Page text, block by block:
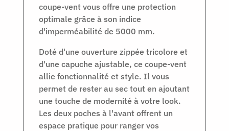
coupe-vent vous offre une protection
optimale grâce à son indice
d'imperméabilité de 5000 mm.
Doté d'une ouverture zippée tricolore et
d'une capuche ajustable, ce coupe-vent
allie fonctionnalité et style. Il vous
permet de rester au sec tout en ajoutant
une touche de modernité à votre look.
Les deux poches à l'avant offrent un
espace pratique pour ranger vos